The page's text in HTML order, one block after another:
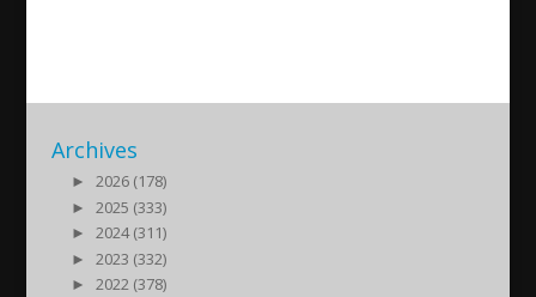
Archives
►
2026 (178)
►
2025 (333)
►
2024 (311)
►
2023 (332)
►
2022 (378)